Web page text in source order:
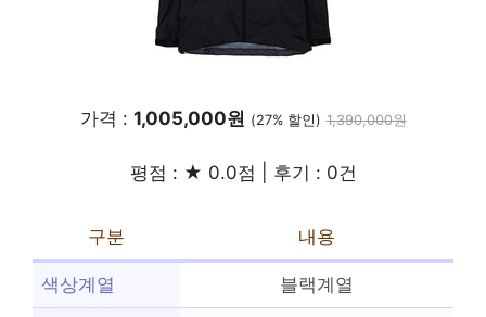
가격 : 1,005,000원 (27% 할인) 1,390,000원
평점 : ★ 0.0점 | 후기 : 0건
구분 내용
색상계열 블랙계열